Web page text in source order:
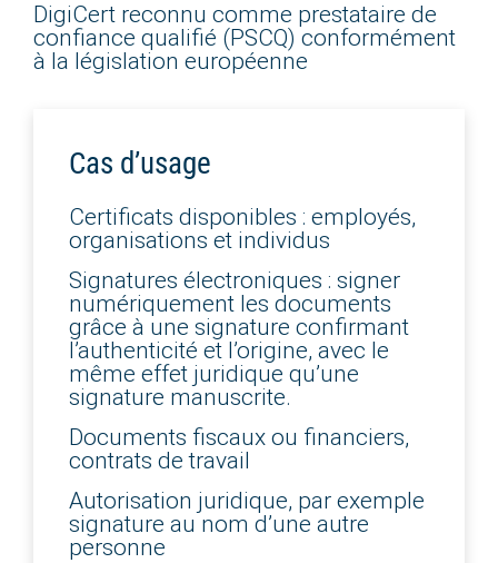
DigiCert reconnu comme prestataire de
confiance qualifié (PSCQ) conformément
à la législation européenne
Cas d’usage
Certificats disponibles : employés,
organisations et individus
Signatures électroniques : signer
numériquement les documents
grâce à une signature confirmant
l’authenticité et l’origine, avec le
même effet juridique qu’une
signature manuscrite.
Documents fiscaux ou financiers,
contrats de travail
Autorisation juridique, par exemple
signature au nom d’une autre
personne